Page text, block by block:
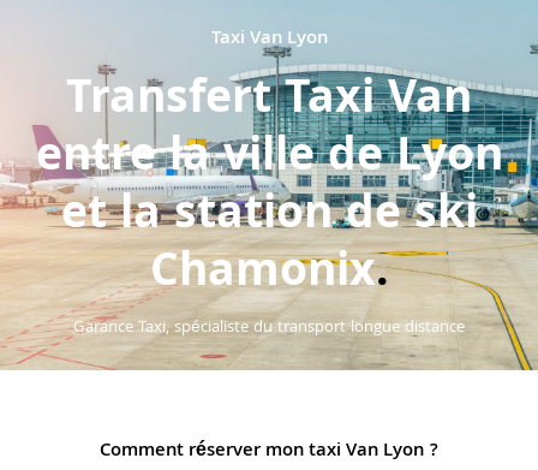
Taxi Van Lyon
Transfert Taxi Van
entre la ville de Lyon
et la station de ski
Chamonix.
Garance Taxi, spécialiste du transport longue distance
Comment réserver mon taxi Van Lyon ?